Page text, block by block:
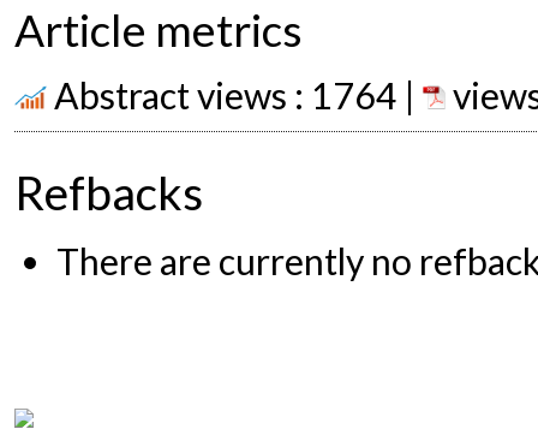
Article metrics
Abstract views : 1764 |
Refbacks
There are currently no